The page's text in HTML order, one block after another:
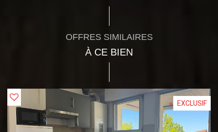
OFFRES SIMILAIRES
À CE BIEN
EXCLUSIF